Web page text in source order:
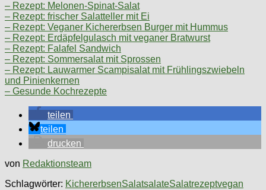
– Rezept: Melonen-Spinat-Salat
– Rezept: frischer Salatteller mit Ei
– Rezept: Veganer Kichererbsen Burger mit Hummus
– Rezept: Erdäpfelgulasch mit veganer Bratwurst
– Rezept: Falafel Sandwich
– Rezept: Sommersalat mit Sprossen
– Rezept: Lauwarmer Scampisalat mit Frühlingszwiebeln
und Pinienkernen
– Gesunde Kochrezepte
teilen
teilen
drucken
von Redaktionsteam
Schlagwörter: KichererbsenSalatsalateSalatrezeptvegan